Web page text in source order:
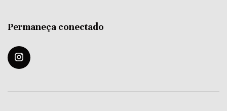
Permaneça conectado